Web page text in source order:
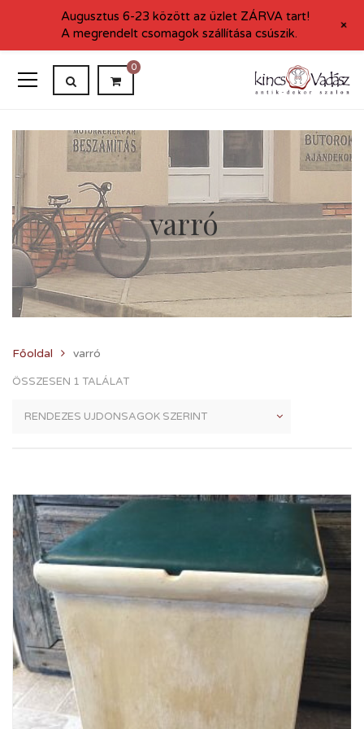
0
varró
Főoldal varró
ÖSSZESEN 1 TALÁLAT
Augusztus 6-23 között az üzlet ZÁRVA tart!
A megrendelt csomagok szállítása csúszik.
+